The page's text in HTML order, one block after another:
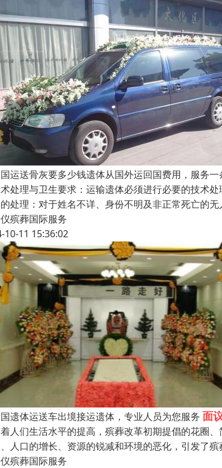
运送骨灰要多少钱遗体从国外运回国费用，服务
处理与卫生要求：运输遗体必须进行必要的技术
处理：对于姓名不详、身份不明及非正常死亡的
殡葬国际服务
10-11 15:36:02
遗体运送车出境接运遗体，专业人员为您服务 面
人们生活水平的提高，殡葬改革初期提倡的花圈
人口的增长、资源的锐减和环境的恶化，引发了
殡葬国际服务